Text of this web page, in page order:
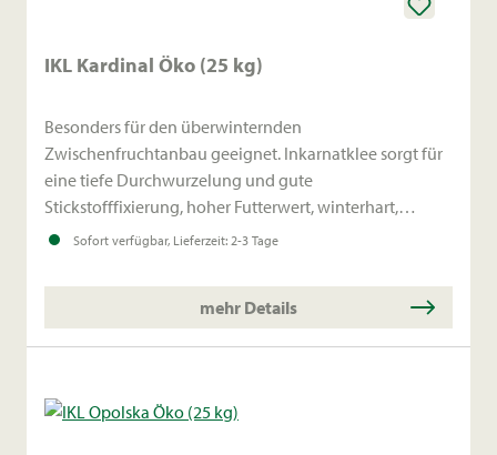
Anpassungsfähig an trockene und magere
IKL Kardinal Öko (25 kg)
Besonders für den überwinternden
Zwischenfruchtanbau geeignet. Inkarnatklee sorgt für
eine tiefe Durchwurzelung und gute
Stickstofffixierung, hoher Futterwert, winterhart,
einschnittig.
Sofort verfügbar, Lieferzeit: 2-3 Tage
mehr Details